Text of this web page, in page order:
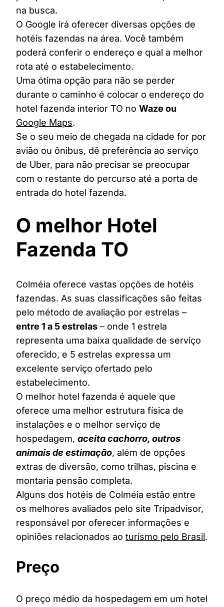
na busca.
O Google irá oferecer diversas opções de
hotéis fazendas na área. Você também
poderá conferir o endereço e qual a melhor
rota até o estabelecimento.
Uma ótima opção para não se perder
durante o caminho é colocar o endereço do
hotel fazenda interior TO no Waze ou
Google Maps.
Se o seu meio de chegada na cidade for por
avião ou ônibus, dê preferência ao serviço
de Uber, para não precisar se preocupar
com o restante do percurso até a porta de
entrada do hotel fazenda.
O melhor Hotel
Fazenda TO
Colméia oferece vastas opções de hotéis
fazendas. As suas classificações são feitas
pelo método de avaliação por estrelas –
entre 1 a 5 estrelas – onde 1 estrela
representa uma baixa qualidade de serviço
oferecido, e 5 estrelas expressa um
excelente serviço ofertado pelo
estabelecimento.
O melhor hotel fazenda é aquele que
oferece uma melhor estrutura física de
instalações e o melhor serviço de
hospedagem, aceita cachorro, outros
animais de estimação, além de opções
extras de diversão, como trilhas, piscina e
montaria pensão completa.
Alguns dos hotéis de Colméia estão entre
os melhores avaliados pelo site Tripadvisor,
responsável por oferecer informações e
opiniões relacionados ao turismo pelo Brasil.
Preço
O preço médio da hospedagem em um hotel